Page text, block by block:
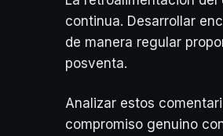
continua. Desarrollar
de manera regular
posventa.
Analizar estos
compromiso genuino